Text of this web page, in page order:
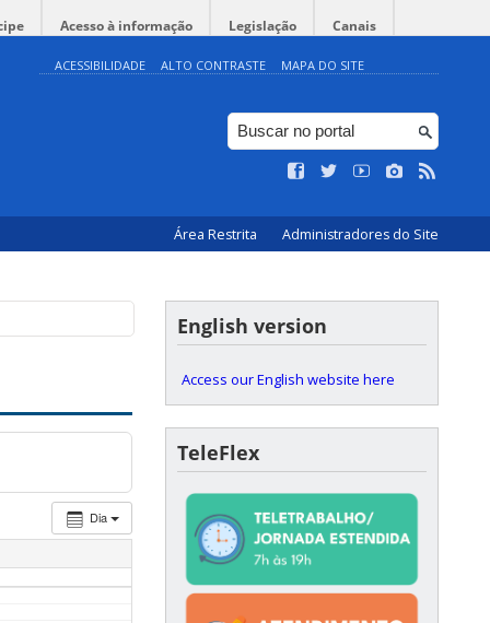
Acesso à informação Legislação Canais
ACESSIBILIDADE ALTO CONTRASTE MAPA DO SITE
Área Restrita Administradores do Site
Dia
English version
Access our English website here
TeleFlex